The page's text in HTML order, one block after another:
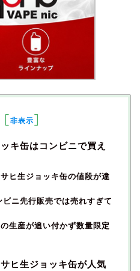
[非表示]
キ缶はコンビニで買え
ヒ生ジョッキ缶の値段が違
ニ先行販売では売れすぎて
生産が追い付かず数量限定
ヒ生ジョッキ缶が人気